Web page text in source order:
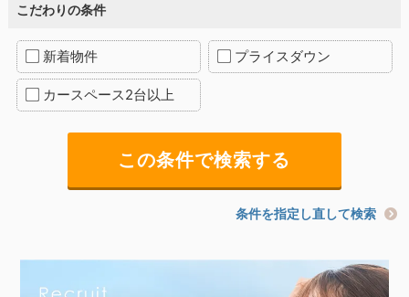
こだわりの条件
新着物件 プライスダウン
カースペース2台以上
条件を指定し直して検索